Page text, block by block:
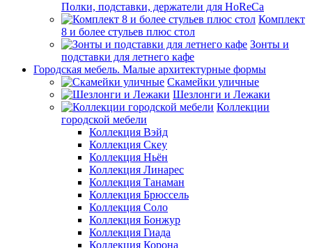
Полки, подставки, держатели для HoReCa
Комплект
8 и более стульев плюс стол
Зонты и
подставки для летнего кафе
Городская мебель. Малые архитектурные формы
Скамейки уличные
Шезлонги и Лежаки
Коллекции
городской мебели
Коллекция Вэйд
Коллекция Скеу
Коллекция Ньён
Коллекция Линарес
Коллекция Танаман
Коллекция Брюссель
Коллекция Соло
Коллекция Бонжур
Коллекция Гиада
Коллекция Корона